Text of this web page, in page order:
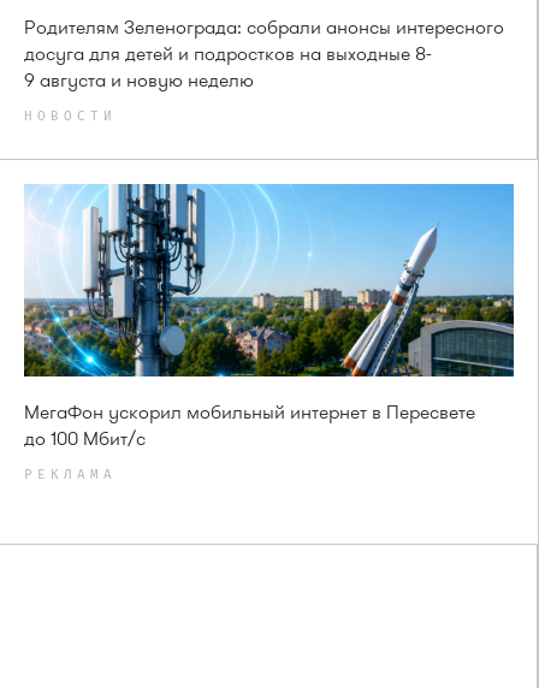
Родителям Зеленограда: собрали анонсы интересного
досуга для детей и подростков на выходные 8-
9 августа и новую неделю
НОВОСТИ
МегаФон ускорил мобильный интернет в Пересвете
до 100 Мбит/с
РЕКЛАМА